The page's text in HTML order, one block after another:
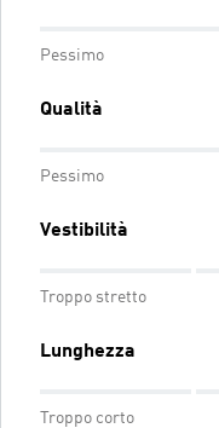
Pessimo
Qualità
Pessimo
Vestibilità
Troppo stretto
Lunghezza
Troppo corto